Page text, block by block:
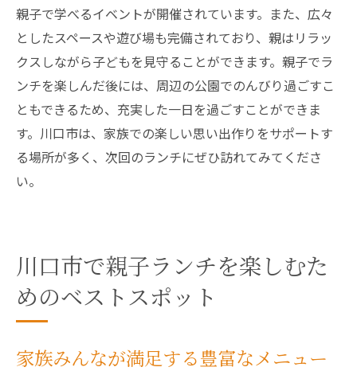
親子で学べるイベントが開催されています。また、広々
としたスペースや遊び場も完備されており、親はリラッ
クスしながら子どもを見守ることができます。親子でラ
ンチを楽しんだ後には、周辺の公園でのんびり過ごすこ
ともできるため、充実した一日を過ごすことができま
す。川口市は、家族での楽しい思い出作りをサポートす
る場所が多く、次回のランチにぜひ訪れてみてくださ
い。
川口市で親子ランチを楽しむた
めのベストスポット
家族みんなが満足する豊富なメニュー